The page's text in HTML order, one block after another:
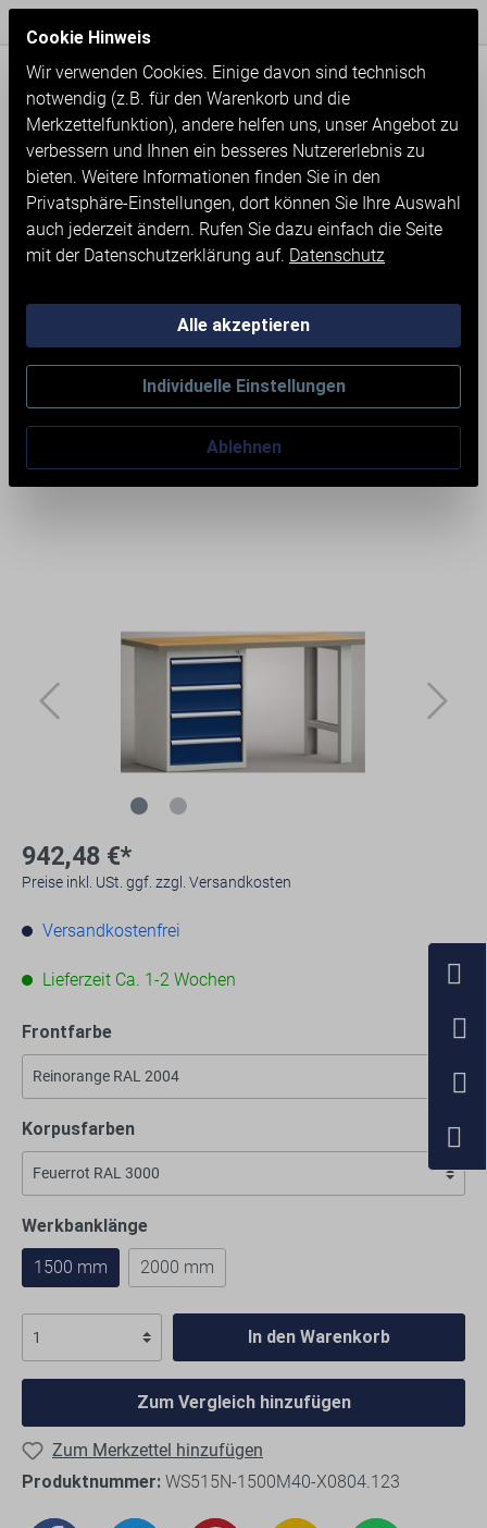
Werkstatteinrichtung
WERKBANK MIT 4 SCHUBLADEN
942,48 €*
Preise inkl. USt. ggf. zzgl. Versandkosten
Versandkostenfrei
Lieferzeit Ca. 1-2 Wochen
Frontfarbe
Korpusfarben
Werkbanklänge
1500 mm
2000 mm
In den Warenkorb
Zum Vergleich hinzufügen
Zum Merkzettel hinzufügen
Produktnummer: WS515N-1500M40-X0804.123
Cookie Hinweis
Wir verwenden Cookies. Einige davon sind technisch
notwendig (z.B. für den Warenkorb und die
Merkzettelfunktion), andere helfen uns, unser Angebot zu
verbessern und Ihnen ein besseres Nutzererlebnis zu
bieten. Weitere Informationen finden Sie in den
Privatsphäre-Einstellungen, dort können Sie Ihre Auswahl
auch jederzeit ändern. Rufen Sie dazu einfach die Seite
mit der Datenschutzerklärung auf. Datenschutz
Individuelle Einstellungen
Ablehnen
Alle akzeptieren